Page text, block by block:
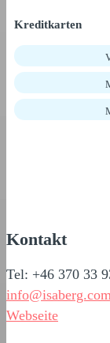
Kreditkarten
Kontakt
Tel: +46 370 33
Webseite